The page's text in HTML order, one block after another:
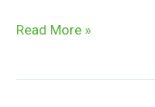
Read More »